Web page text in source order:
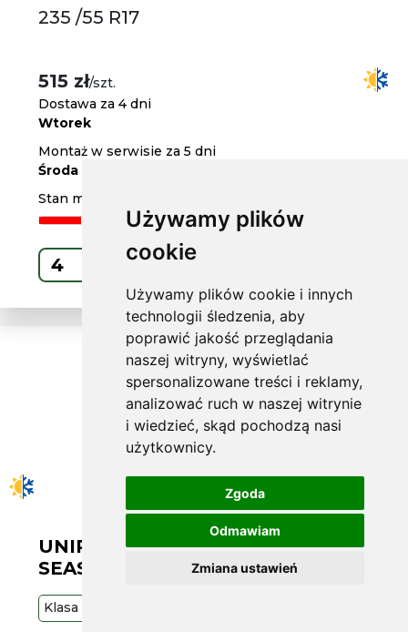
Używamy plików
cookie
Używamy plików cookie i innych
technologii śledzenia, aby
poprawić jakość przeglądania
naszej witryny, wyświetlać
spersonalizowane treści i reklamy,
analizować ruch w naszej witrynie
i wiedzieć, skąd pochodzą nasi
użytkownicy.
Zgoda
Odmawiam
Zmiana ustawień
235 /55 R17
515 zł/szt.
Dostawa za 4 dni
Wtorek
Montaż w serwisie za 5 dni
Środa
Stan magazynowy
Kup
UNIROYAL W235/45 R17 ALL
SEASON EXPE 2 97V XL FR
Klasa